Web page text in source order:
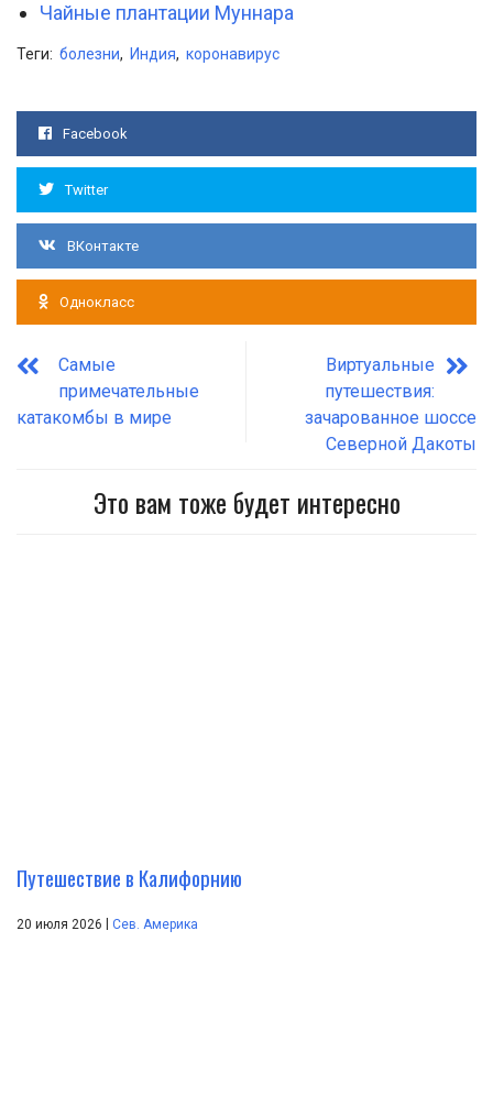
Чайные плантации Муннара
Теги: болезни, Индия, коронавирус
Facebook
Twitter
ВКонтакте
Однокласс
Самые
примечательные
катакомбы в мире
Виртуальные
путешествия:
зачарованное шоссе
Северной Дакоты
Это вам тоже будет интересно
Путешествие в Калифорнию
20 июля 2026 | Сев. Америка